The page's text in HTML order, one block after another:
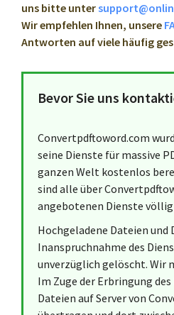
uns bitte untersupport@
Wir empfehlen Ihnen, unsere
Antworten auf viele häufig
Bevor Sie uns
Convertpdftoword.com
seine Dienste für massive
ganzen Welt kostenlos
sind alle über
angebotenen Dienste
Hochgeladene Dateien und
Inanspruchnahme des
unverzüglich gelöscht. Wir
Im Zuge der Erbringung
Dateien auf Server von